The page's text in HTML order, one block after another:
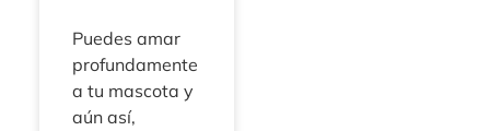
Puedes amar
profundamente
a tu mascota y
aún así,